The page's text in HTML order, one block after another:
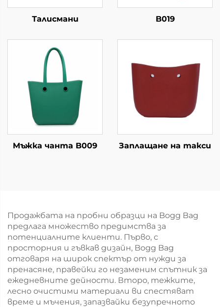
Талисмани B019
Мъжка чанта B009 Заплащане на такси
Продажбата на пробни образци на Bogg Bag
предлага множество предимства за
потенциалните клиенти. Първо, с
просторния и гъвкав дизайн, Bogg Bag
отговаря на широк спектър от нужди за
пренасяне, правейки го незаменим спътник за
ежедневните дейности. Второ, тежките,
лесно очистими материали ви спестяват
време и мъчения, запазвайки безупречното